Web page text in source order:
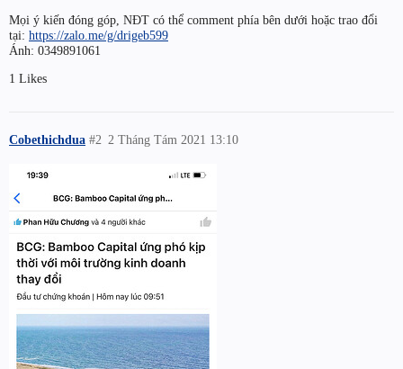
Mọi ý kiến đóng góp, NĐT có thể comment phía bên dưới hoặc trao đổi
tại: https://zalo.me/g/drigeb599
Ánh: 0349891061
1 Likes
Cobethichdua 2 Tháng Tám 2021 13:10
#2